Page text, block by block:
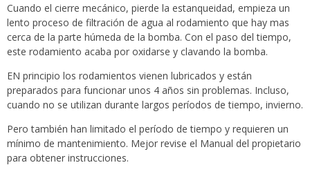
Cuando el cierre mecánico, pierde la estanqueidad, empieza un
lento proceso de filtración de agua al rodamiento que hay mas
cerca de la parte húmeda de la bomba. Con el paso del tiempo,
este rodamiento acaba por oxidarse y clavando la bomba.
EN principio los rodamientos vienen lubricados y están
preparados para funcionar unos 4 años sin problemas. Incluso,
cuando no se utilizan durante largos períodos de tiempo, invierno.
Pero también han limitado el período de tiempo y requieren un
mínimo de mantenimiento. Mejor revise el Manual del propietario
para obtener instrucciones.